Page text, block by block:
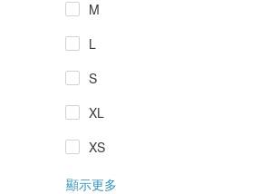
M
L
S
XL
XS
顯示更多